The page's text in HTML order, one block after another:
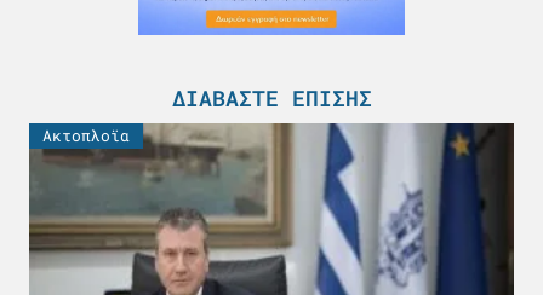
ΔΙΑΒΆΣΤΕ ΕΠΊΣΗΣ
Ακτοπλοϊα